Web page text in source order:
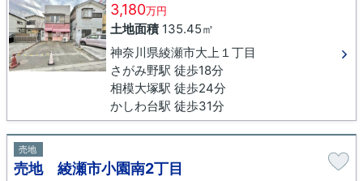
3,180万円
土地面積135.45㎡
神奈川県綾瀬市大上１丁目
さがみ野駅 徒歩18分
相模大塚駅 徒歩24分
かしわ台駅 徒歩31分
売地
売地 綾瀬市小園南2丁目